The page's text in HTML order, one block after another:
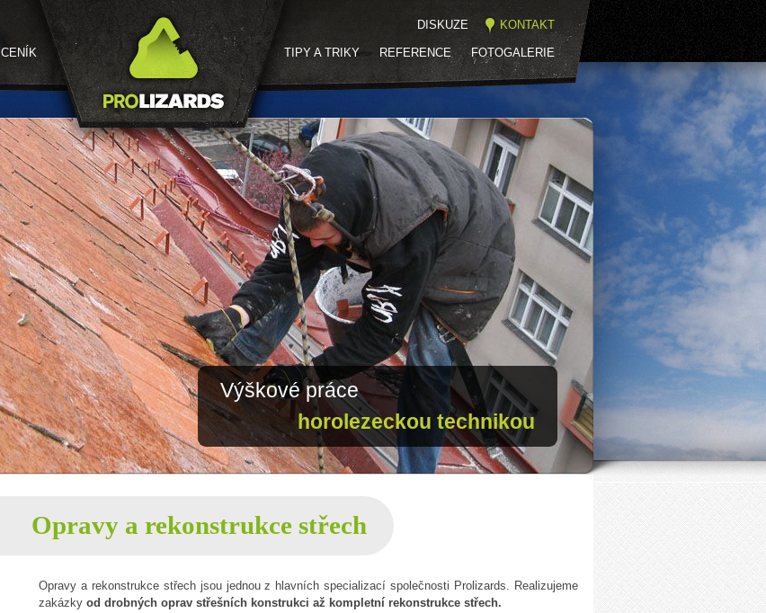
CENÍK
KONTAKT
DISKUZE
FOTOGALERIE
REFERENCE
TIPY A TRIKY
Výškové práce
horolezeckou technikou
Opravy a rekonstrukce střech
Opravy a rekonstrukce střech jsou jednou z hlavních specializací společnosti Prolizards. Realizujeme
zakázky od drobných oprav střešních konstrukci až kompletní rekonstrukce střech.